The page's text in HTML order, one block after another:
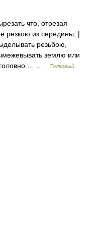
что, отрезая
резкою из середины; |
резьбою,
землю или
…
Толковый